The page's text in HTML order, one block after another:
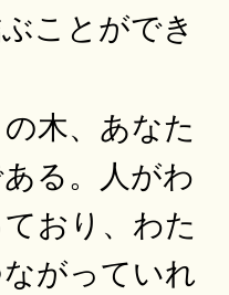
ことができ
木、あなた
る。人がわ
おり、わた
がっていれ